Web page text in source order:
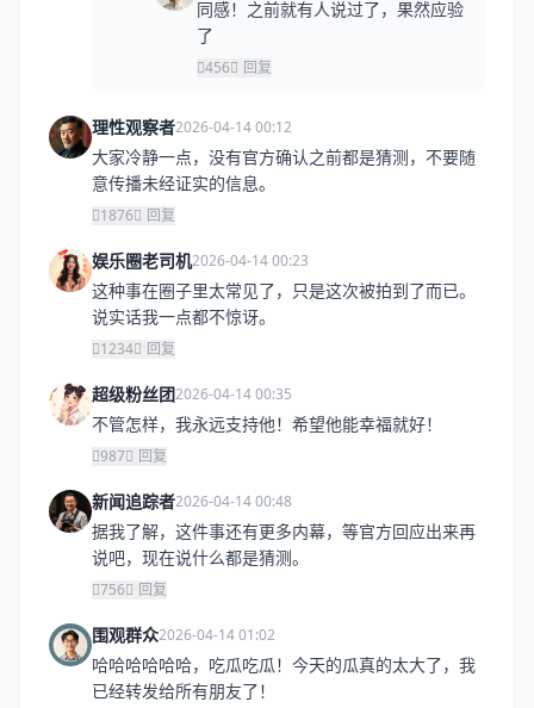
同感！之前就有人说过了，果然应验
了
456 回复
理性观察者2026-04-14 00:12
大家冷静一点，没有官方确认之前都是猜测，不要随
意传播未经证实的信息。
1876 回复
娱乐圈老司机2026-04-14 00:23
这种事在圈子里太常见了，只是这次被拍到了而已。
说实话我一点都不惊讶。
1234 回复
超级粉丝团2026-04-14 00:35
不管怎样，我永远支持他！希望他能幸福就好！
987 回复
新闻追踪者2026-04-14 00:48
据我了解，这件事还有更多内幕，等官方回应出来再
说吧，现在说什么都是猜测。
756 回复
围观群众2026-04-14 01:02
哈哈哈哈哈哈，吃瓜吃瓜！今天的瓜真的太大了，我
已经转发给所有朋友了！